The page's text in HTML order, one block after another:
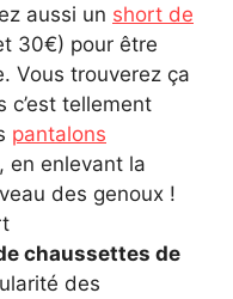
aussi un short de
30€) pour être
Vous trouverez ça
c’est tellement
pantalons
, en enlevant la
des genoux !
chaussettes de
des